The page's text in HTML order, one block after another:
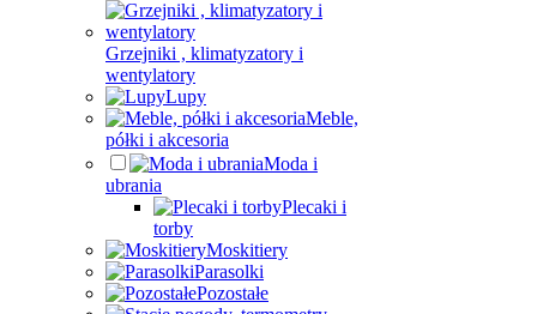
Grzejniki , klimatyzatory i
wentylatory
Lupy
Meble,
półki i akcesoria
Moda i
ubrania
Plecaki i
torby
Moskitiery
Parasolki
Pozostałe